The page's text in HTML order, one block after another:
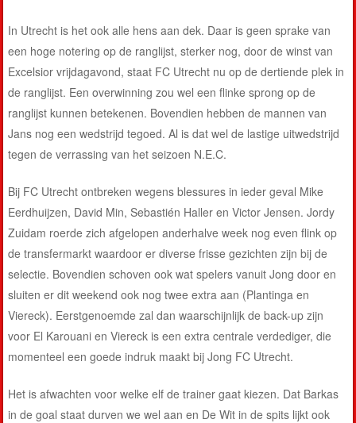
In Utrecht is het ook alle hens aan dek. Daar is geen sprake van
een hoge notering op de ranglijst, sterker nog, door de winst van
Excelsior vrijdagavond, staat FC Utrecht nu op de dertiende plek in
de ranglijst. Een overwinning zou wel een flinke sprong op de
ranglijst kunnen betekenen. Bovendien hebben de mannen van
Jans nog een wedstrijd tegoed. Al is dat wel de lastige uitwedstrijd
tegen de verrassing van het seizoen N.E.C.
Bij FC Utrecht ontbreken wegens blessures in ieder geval Mike
Eerdhuijzen, David Min, Sebastién Haller en Victor Jensen. Jordy
Zuidam roerde zich afgelopen anderhalve week nog even flink op
de transfermarkt waardoor er diverse frisse gezichten zijn bij de
selectie. Bovendien schoven ook wat spelers vanuit Jong door en
sluiten er dit weekend ook nog twee extra aan (Plantinga en
Viereck). Eerstgenoemde zal dan waarschijnlijk de back-up zijn
voor El Karouani en Viereck is een extra centrale verdediger, die
momenteel een goede indruk maakt bij Jong FC Utrecht.
Het is afwachten voor welke elf de trainer gaat kiezen. Dat Barkas
in de goal staat durven we wel aan en De Wit in de spits lijkt ook